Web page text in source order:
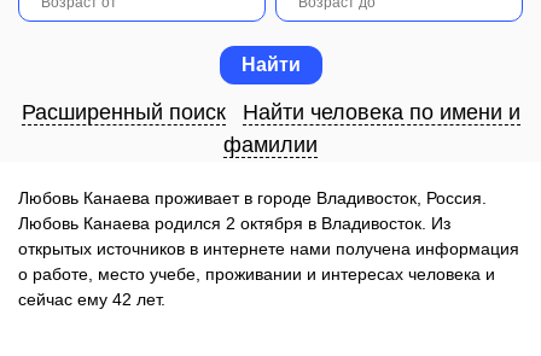
Расширенный поиск
Найти человека по имени и
фамилии
Любовь Канаева проживает в городе Владивосток, Россия.
Любовь Канаева родился 2 октября в Владивосток. Из
открытых источников в интернете нами получена информация
о работе, место учебе, проживании и интересах человека и
сейчас ему 42 лет.